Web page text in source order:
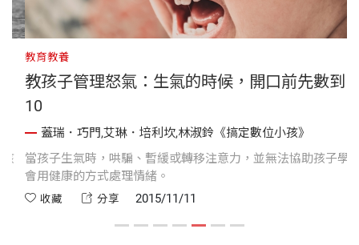
教育教養
教孩子管理怒氣：生氣的時候，開口前先數到
10
蓋瑞．巧門,艾琳．培利坎,林淑鈴《搞定數位小孩》
當孩子生氣時，哄騙、暫緩或轉移注意力，並無法協助孩子學
會用健康的方式處理情緒。
收藏 分享 2015/11/11